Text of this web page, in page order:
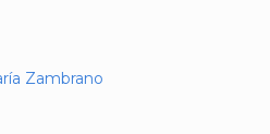
Zambrano